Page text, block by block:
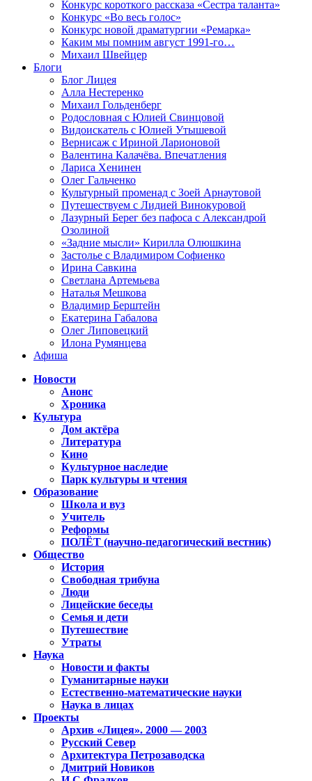
Конкурс короткого рассказа «Сестра таланта»
Конкурс «Во весь голос»
Конкурс новой драматургии «Ремарка»
Каким мы помним август 1991-го…
Михаил Швейцер
Блоги
Блог Лицея
Алла Нестеренко
Михаил Гольденберг
Родословная с Юлией Свинцовой
Видоискатель с Юлией Утышевой
Вернисаж с Ириной Ларионовой
Валентина Калачёва. Впечатления
Лариса Хенинен
Олег Гальченко
Культурный променад с Зоей Арнаутовой
Путешествуем с Лидией Винокуровой
Лазурный Берег без пафоса с Александрой
Озолиной
«Задние мысли» Кирилла Олюшкина
Застолье с Владимиром Софиенко
Ирина Савкина
Светлана Артемьева
Наталья Мешкова
Владимир Берштейн
Екатерина Габалова
Олег Липовецкий
Илона Румянцева
Афиша
Новости
Анонс
Хроника
Культура
Дом актёра
Литература
Кино
Культурное наследие
Парк культуры и чтения
Образование
Школа и вуз
Учитель
Реформы
ПОЛЁТ (научно-педагогический вестник)
Общество
История
Свободная трибуна
Люди
Лицейские беседы
Семья и дети
Путешествие
Утраты
Наука
Новости и факты
Гуманитарные науки
Естественно-математические науки
Наука в лицах
Проекты
Архив «Лицея». 2000 — 2003
Русский Север
Архитектура Петрозаводска
Дмитрий Новиков